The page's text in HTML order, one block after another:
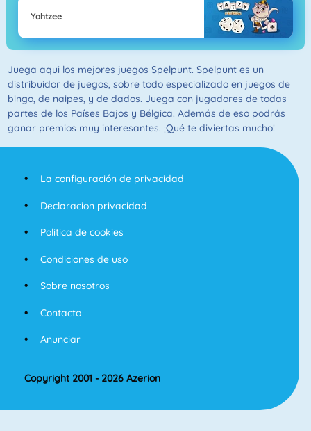
Yahtzee
Juega aqui los mejores juegos Spelpunt. Spelpunt es un
distribuidor de juegos, sobre todo especializado en juegos de
bingo, de naipes, y de dados. Juega con jugadores de todas
partes de los Países Bajos y Bélgica. Además de eso podrás
ganar premios muy interesantes. ¡Qué te diviertas mucho!
La configuración de privacidad
Declaracion privacidad
Politica de cookies
Condiciones de uso
Sobre nosotros
Contacto
Anunciar
Copyright 2001 - 2026 Azerion